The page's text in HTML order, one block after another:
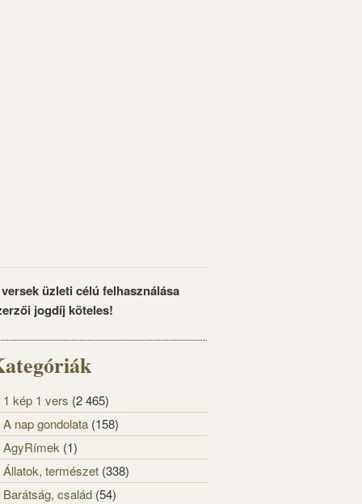
üzleti célú felhasználása
jogdíj köteles!
1 kép 1 vers (2 465)
A nap gondolata (158)
AgyRímek (1)
Állatok, természet (338)
Barátság, család (54)